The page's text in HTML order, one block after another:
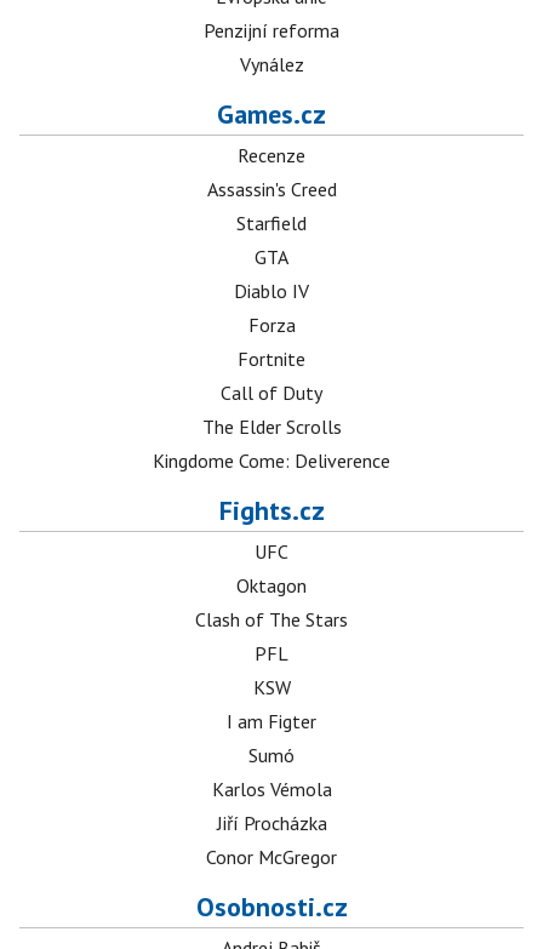
Penzijní reforma
Vynález
Games.cz
Recenze
Assassin's Creed
Starfield
GTA
Diablo IV
Forza
Fortnite
Call of Duty
The Elder Scrolls
Kingdome Come: Deliverence
Fights.cz
UFC
Oktagon
Clash of The Stars
PFL
KSW
I am Figter
Sumó
Karlos Vémola
Jiří Procházka
Conor McGregor
Osobnosti.cz